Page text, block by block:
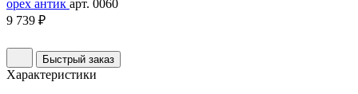
орех антик арт. 0060
9 739 ₽
Быстрый заказ
Характеристики